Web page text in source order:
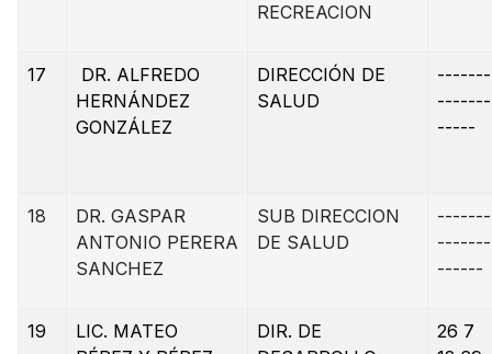
RECREACION
17
DR. ALFREDO
HERNÁNDEZ
GONZÁLEZ
DIRECCIÓN DE
SALUD
-------
-------
-----
18
DR. GASPAR
ANTONIO PERERA
SANCHEZ
SUB DIRECCION
DE SALUD
-------
-------
------
19
LIC. MATEO
DIR. DE
26 7